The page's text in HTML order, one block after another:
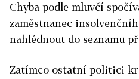
Chyba podle mluvčí
zaměstnanec
nahlédnout do seznamu
Zatímco ostatní politici